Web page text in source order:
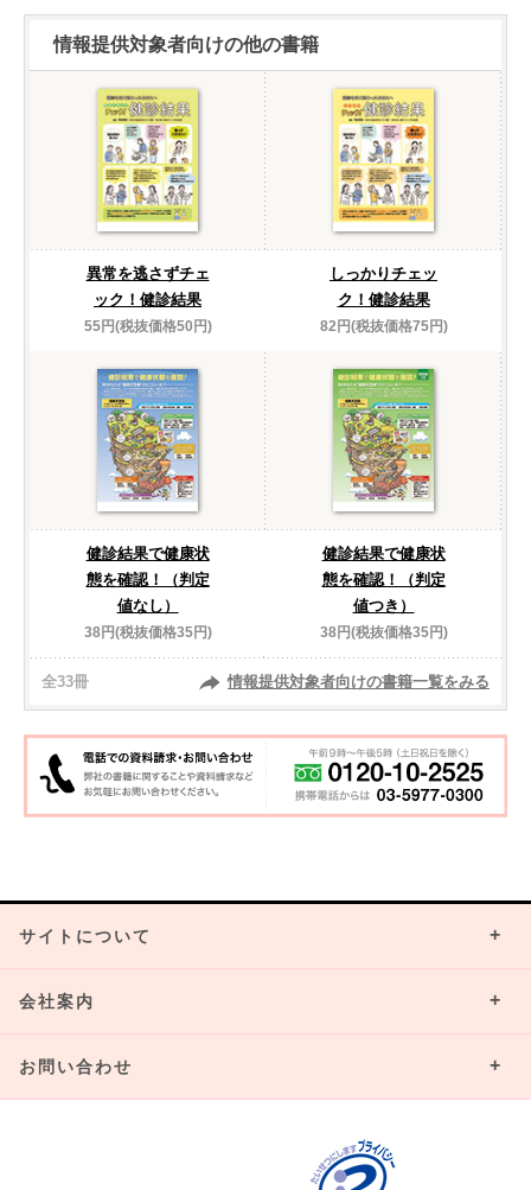
情報提供対象者向けの他の書籍
異常を逃さずチェ
ック！健診結果
55円(税抜価格50円)
しっかりチェッ
ク！健診結果
82円(税抜価格75円)
健診結果で健康状
態を確認！（判定
値なし）
38円(税抜価格35円)
健診結果で健康状
態を確認！（判定
値つき）
38円(税抜価格35円)
全33冊 情報提供対象者向けの書籍一覧をみる
サイトについて
会社案内
お問い合わせ